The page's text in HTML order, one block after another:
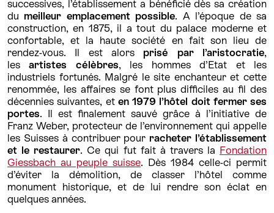
successives, l’établissement a bénéficié dès sa création
du meilleur emplacement possible. A l’époque de sa
construction, en 1875, il a tout du palace moderne et
confortable, et la haute société en fait son lieu de
rendez-vous. Il est alors prisé par l’aristocratie,
lesartistes célèbres, les hommes d’Etat et les
industriels fortunés. Malgré le site enchanteur et cette
renommée, les affaires se font plus difficiles au fil des
décennies suivantes, et en 1979 l’hôtel doit fermer ses
portes. Il est finalement sauvé grâce à l’initiative de
Franz Weber, protecteur de l’environnement qui appelle
les Suisses à contribuer pour racheter l’établissement
et le restaurer. Ce qui fut fait à travers la Fondation
Giessbach au peuple suisse. Dès 1984 celle-ci permit
d’éviter la démolition, de classer l’hôtel comme
monument historique, et de lui rendre son éclat en
quelques années.